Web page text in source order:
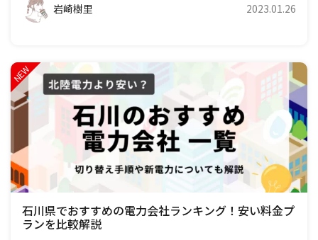
岩崎樹里 2023.01.26
石川県でおすすめの電力会社ランキング！安い料金プ
ランを比較解説